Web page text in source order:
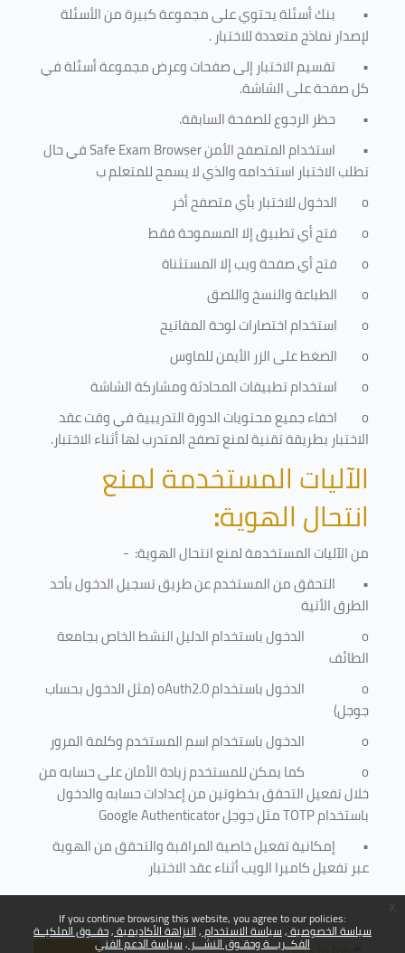
If you continue browsing this website, you agree to our policies:
سياسة الخصوصية سياسة الاستخدام النزاهة الأكاديمية حقــوق الملكيــة
الفكــريـــة وحقـوق النشـــر سياسة الدعم الفني
• بنك أسئلة يحتوي على مجموعة كبيرة من الأسئلة
لإصدار نماذج متعددة للاختبار.
• تقسيم الاختبار إلى صفحات وعرض مجموعة أسئلة في
كل صفحة على الشاشة.
• حظر الرجوع للصفحة السابقة.
• استخدام المتصفح الأمنSafe Exam Browserفي حال
تطلب الاختبار استخدامه والذي لا يسمح للمتعلم ب
o
الدخول للاختبار بأي متصفح أخر
o
فتح أي تطبيق إلا المسموحة فقط
o
فتح أي صفحة ويب إلا المستثناة
o
الطباعة والنسخ واللصق
o
استخدام اختصارات لوحة المفاتيح
o
الضغط على الزر الأيمن للماوس
o
استخدام تطبيقات المحادثة ومشاركة الشاشة
o
اخفاء جميع محتويات الدورة التدريبية في وقت عقد
الاختبار بطريقة تقنية لمنع تصفح المتدرب لها أثناء الاختبار.
الآليات المستخدمة لمنع
انتحال الهوية:
من الآليات المستخدمة لمنعانتحال الهوية: -
• التحقق من المستخدم عن طريق تسجيل الدخول بأحد
الطرق الأتية
o
الدخول باستخدام الدليل النشط الخاص بجامعة
الطائف
o
الدخول باستخدامoAuth2.0(مثل الدخول بحساب
جوجل)
o
الدخول باستخدام اسم المستخدم وكلمة المرور
o
كما يمكن للمستخدم زيادة الأمان على حسابه من
خلال تفعيل التحقق بخطوتين من إعدادات حسابه والدخول
باستخدامTOTPمثل جوجلGoogle Authenticator
• إمكانية تفعيل خاصية المراقبة والتحقق من الهوية
عبر تفعيل كاميرا الويب أثناء عقد الاختبار